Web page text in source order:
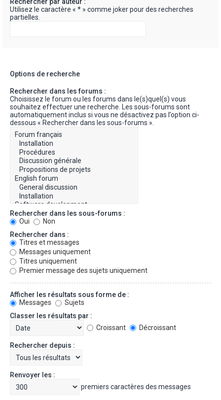
Utilisez le caractère « * » comme joker pour des recherches
partielles.
Options de recherche
Rechercher dans les forums :
Choisissez le forum ou les forums dans le(s)quel(s) vous
souhaitez effectuer une recherche. Les sous-forums sont
automatiquement inclus si vous ne désactivez pas l’option ci-
dessous « Rechercher dans les sous-forums ».
Rechercher dans les sous-forums :
Oui
Non
Rechercher dans :
Titres et messages
Messages uniquement
Titres uniquement
Premier message des sujets uniquement
Afficher les résultats sous forme de :
Messages
Sujets
Classer les résultats par :
Croissant
Décroissant
Rechercher depuis :
Renvoyer les :
premiers caractères des messages